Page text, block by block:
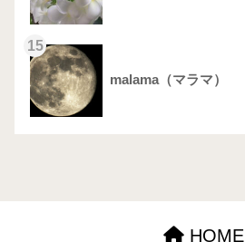
15
malama（マラマ）
HOME